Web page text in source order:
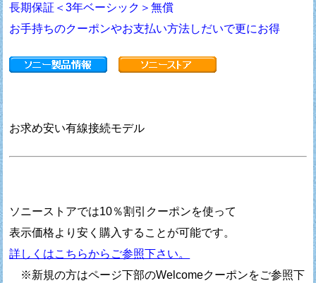
長期保証＜3年ベーシック＞無償
お手持ちのクーポンやお支払い方法しだいで更にお得
お求め安い有線接続モデル
ソニーストアでは10％割引クーポンを使って
表示価格より安く購入することが可能です。
詳しくはこちらからご参照下さい。
※新規の方はページ下部のWelcomeクーポンをご参照下